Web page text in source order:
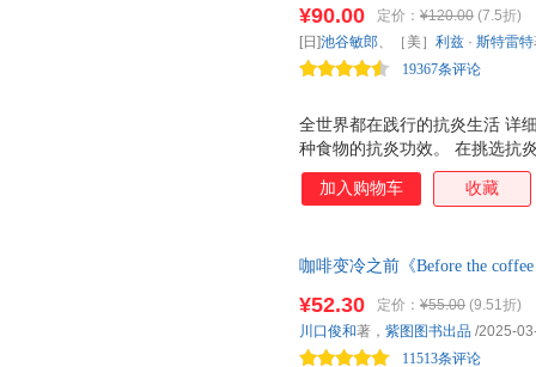
全世界都在践行的抗炎生活 详
种食物的抗炎功效。 在挑选抗
其更多的抗炎功效。 能否及早
伴随着发红、肿胀、疼痛等显
以更有效地预防慢性炎症？ 10
体老化 糖化促使身体发生氧化
纹等老化现象，提高患病风险
¥90.00 定价： ¥120.00 (7.5折)
19367条评论
[日]池谷敏郎、［美］ 利兹 · 斯特雷特
加入购物车 收藏
咖啡变冷之前《Before the
系列销量突破650万册。用一杯
旅。随书附赠咖啡主题贴纸1版
¥52.30 定价： ¥55.00 (9.51折)
11513条评论
川口俊和著， 紫图图书出品 /2025-